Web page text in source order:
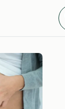
gaan Waar ben